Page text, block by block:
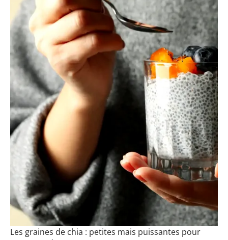
Les graines de chia : petites mais puissantes pour